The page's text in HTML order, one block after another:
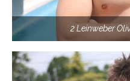
2 Leinweber